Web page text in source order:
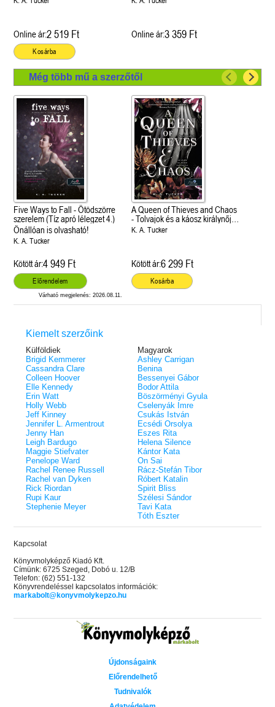
Online ár:2 519 Ft
Kosárba
Online ár:3 359 Ft
Még több mű a szerzőtől
Five Ways to Fall - Ötödszörre
szerelem (Tíz apró lélegzet 4.)
Önállóan is olvasható!
K. A. Tucker
Kötött ár:4 949 Ft
Előrendelem
Várható megjelenés: 2026.08.11.
A Queen of Thieves and Chaos
- Tolvajok és a káosz királynője
(Sors és tűz 3.)
K. A. Tucker
Kötött ár:6 299 Ft
Kosárba
Kiemelt szerzőink
Külföldiek
Brigid Kemmerer
Cassandra Clare
Colleen Hoover
Elle Kennedy
Erin Watt
Holly Webb
Jeff Kinney
Jennifer L. Armentrout
Jenny Han
Leigh Bardugo
Maggie Stiefvater
Penelope Ward
Rachel Renee Russell
Rachel van Dyken
Rick Riordan
Rupi Kaur
Stephenie Meyer
Magyarok
Ashley Carrigan
Benina
Bessenyei Gábor
Bodor Attila
Böszörményi Gyula
Cselenyák Imre
Csukás István
Ecsédi Orsolya
Eszes Rita
Helena Silence
Kántor Kata
On Sai
Rácz-Stefán Tibor
Róbert Katalin
Spirit Bliss
Szélesi Sándor
Tavi Kata
Tóth Eszter
Kapcsolat
Könyvmolyképző Kiadó Kft.
Címünk: 6725 Szeged, Dobó u. 12/B
Telefon: (62) 551-132
Könyvrendeléssel kapcsolatos információk:
markabolt@konyvmolykepzo.hu
Újdonságaink
Előrendelhető
Tudnivalók